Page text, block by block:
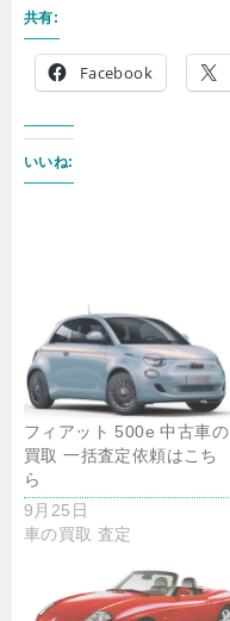
共有:
Facebook
いいね:
フィアット 500e 中古車の
買取 一括査定依頼はこち
ら
9月25日
車の買取 査定